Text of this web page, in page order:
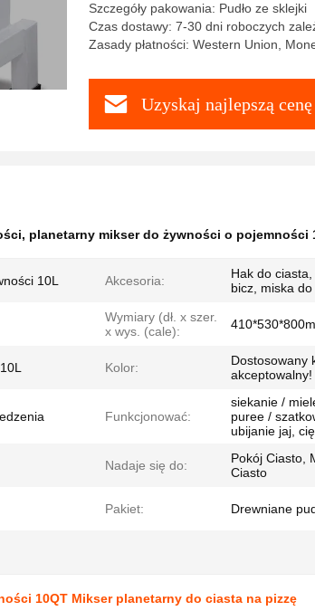
Szczegóły pakowania: Pudło ze sklejki
Czas dostawy: 7-30 dni roboczych
Zasady płatności: Western Union,
Uzyskaj najlepszą cenę
, planetarny mikser do żywności o pojemności
10L Akcesoria:
Hak do
bicz, miska do
Wymiary (dł. x szer.
x wys. (cale):
Kolor:
Dostosowany
akceptowalny!
Funkcjonować:
siekanie /
puree /
ubijanie jaj,
Nadaje się do:
Pokój Ciasto,
Ciasto
Pakiet: Drewniane
10QT Mikser planetarny do ciasta na pizzę